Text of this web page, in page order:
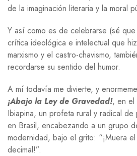
de la imaginación literaria y la moral
Y así como es de celebrarse (sé
crítica ideológica e intelectual que
marxismo y el castro-chavismo,
recordarse su sentido del humor.
A mí todavía me divierte, y
¡Abajo la Ley de Gravedad!, en el
Ibiapina, un profeta rural y radical
en Brasil, encabezando a un grupo
modernidad, bajo el grito: “¡Muera
decimal!”.